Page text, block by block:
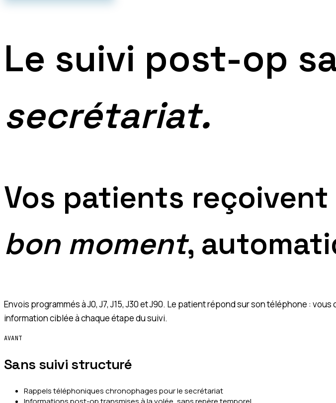
Le suivi post-op
secrétariat.
Vos patients
bon moment,
Envois programmés à J0, J7, J15, J30 et J90. Le patient répond sur son téléphone :
information ciblée à chaque étape du suivi.
AVANT
Sans suivi structuré
Rappels téléphoniques chronophages pour le secrétariat